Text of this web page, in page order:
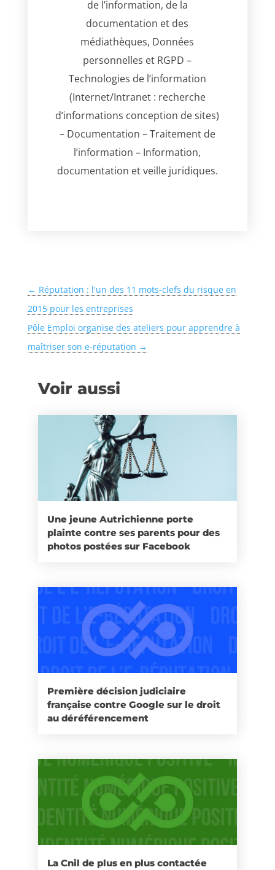
de l’information, de la
documentation et des
médiathèques, Données
personnelles et RGPD –
Technologies de l’information
(Internet/Intranet : recherche
d’informations conception de sites)
– Documentation – Traitement de
l’information – Information,
documentation et veille juridiques.
← Réputation : l'un des 11 mots-clefs du risque en
2015 pour les entreprises
Pôle Emploi organise des ateliers pour apprendre à
maîtriser son e-réputation →
Voir aussi
Une jeune Autrichienne porte
plainte contre ses parents pour des
photos postées sur Facebook
Première décision judiciaire
française contre Google sur le droit
au déréférencement
La Cnil de plus en plus contactée